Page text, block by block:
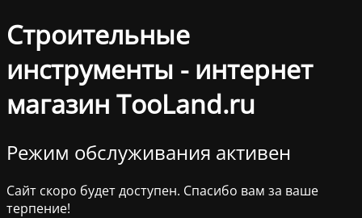
Строительные
инструменты - интернет
магазин TooLand.ru
Режим обслуживания активен
Сайт скоро будет доступен. Спасибо вам за ваше
терпение!